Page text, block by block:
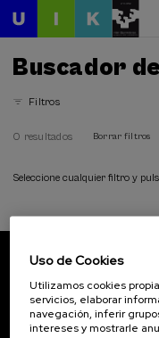
Buscador
Filtros
0 resultados Borrar filtros
Seleccione cualquier filtro y
Inscríbete para ser el
novedades de UIK.
Uso de Cookies
Utilizamos cookies
servicios, elaborar
navegación, inferir
intereses y mostrarle